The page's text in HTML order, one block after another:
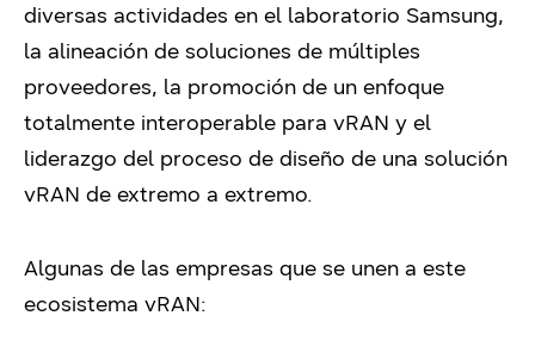
diversas actividades en el laboratorio Samsung,
la alineación de soluciones de múltiples
proveedores, la promoción de un enfoque
totalmente interoperable para vRAN y el
liderazgo del proceso de diseño de una solución
vRAN de extremo a extremo.
Algunas de las empresas que se unen a este
ecosistema vRAN: